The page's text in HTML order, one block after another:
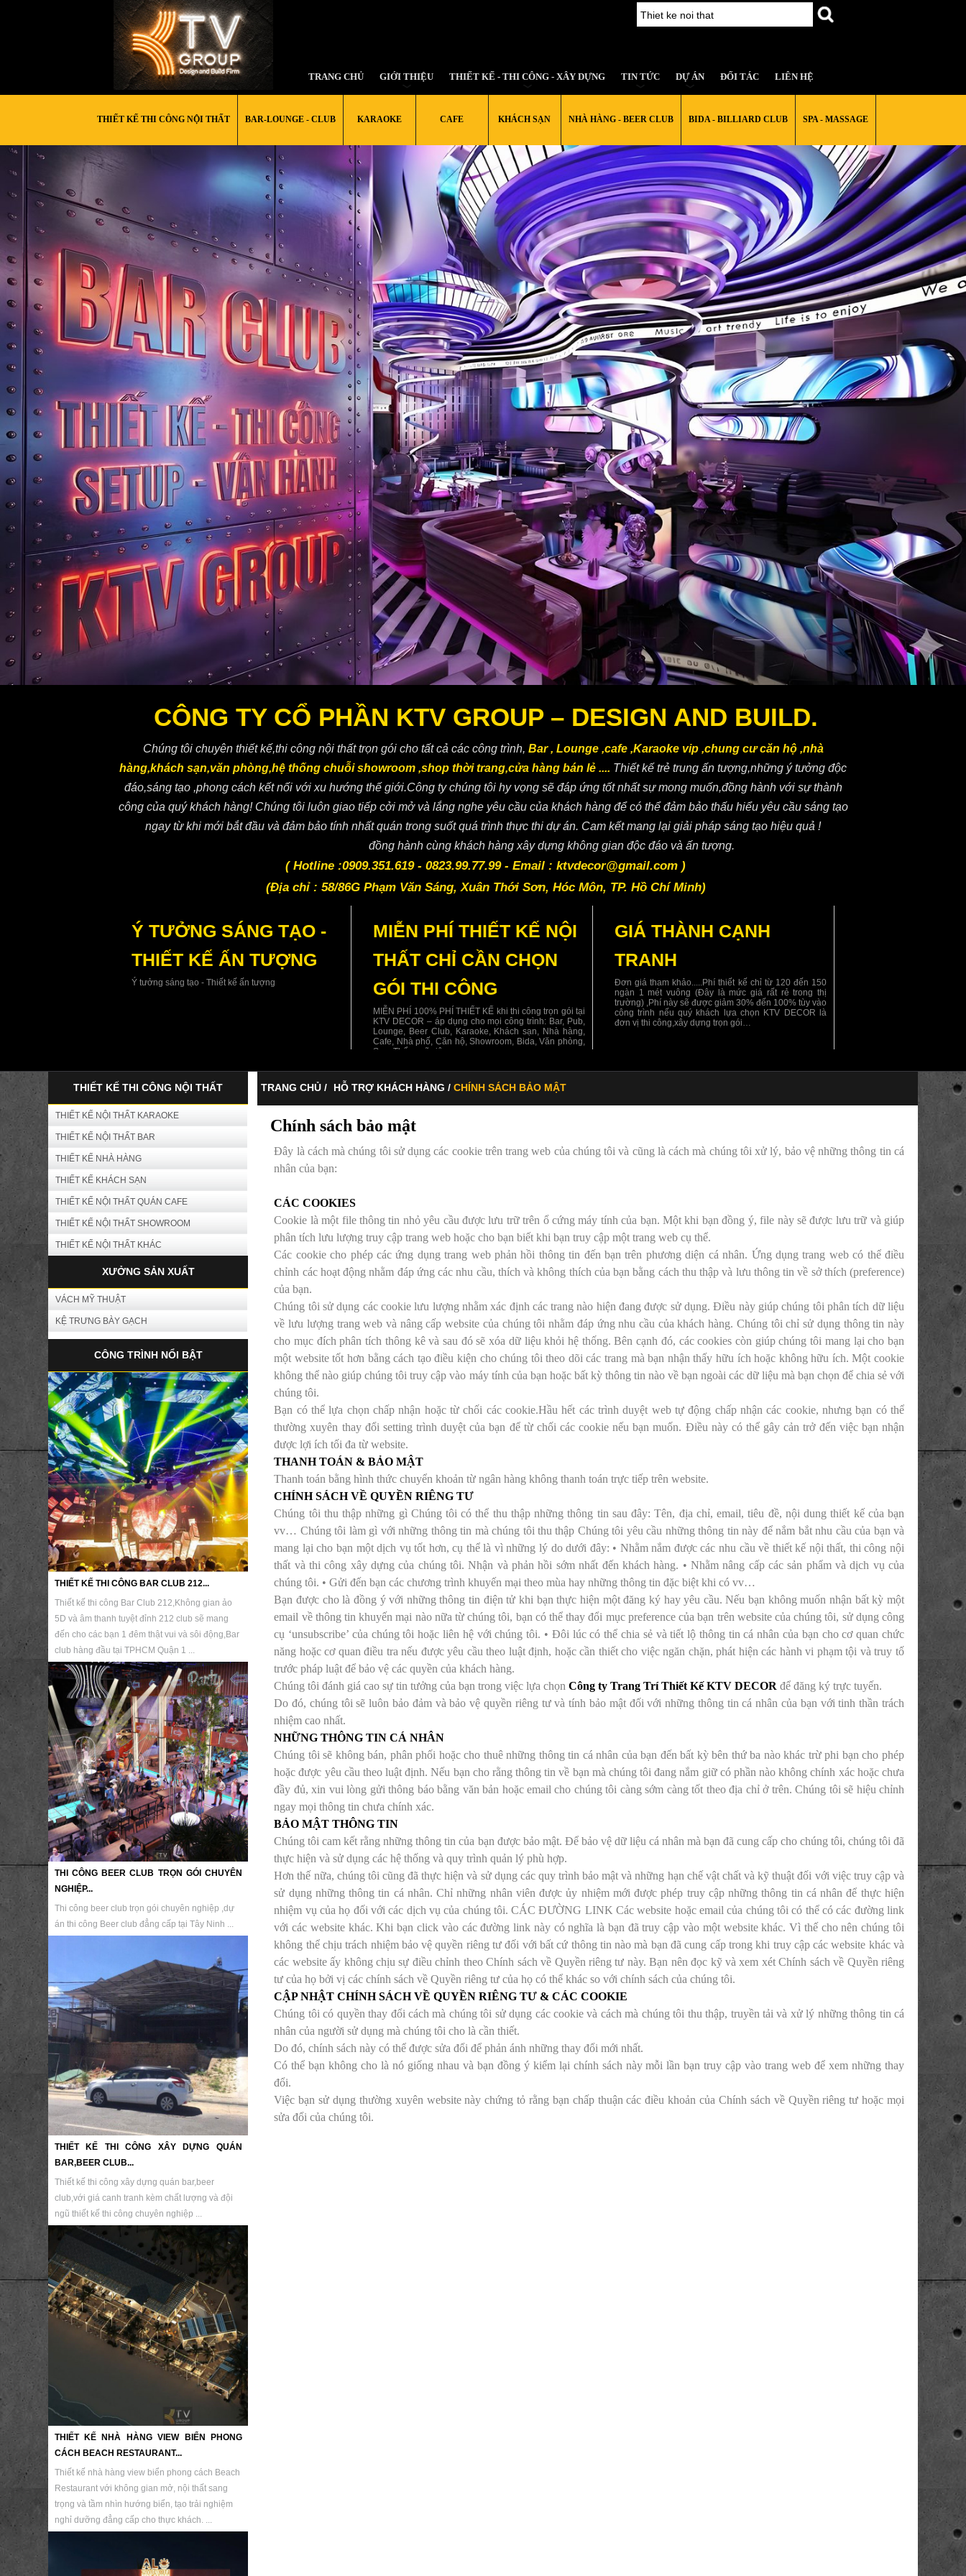
TRANG CHỦ GIỚI THIỆU THIẾT KẾ - THI CÔNG - XÂY DỰNG TIN TỨC DỰ ÁN ĐỐI TÁC LIÊN HỆ
THIẾT KẾ THI CÔNG NỘI THẤT BAR-LOUNGE - CLUB KARAOKE CAFE KHÁCH SẠN NHÀ HÀNG - BEER CLUB BIDA - BILLIARD CLUB SPA - MASSAGE
CÔNG TY CỔ PHẦN KTV GROUP – DESIGN AND BUILD.
Chúng tôi chuyên thiết kế,thi công nội thất trọn gói cho tất cả các công trình, Bar , Lounge ,cafe ,Karaoke vip ,chung cư căn hộ ,nhà
hàng,khách sạn,văn phòng,hệ thống chuỗi showroom ,shop thời trang,cửa hàng bán lẻ .... Thiết kế trẻ trung ấn tượng,những ý tưởng độc
đáo,sáng tạo ,phong cách kết nối với xu hướng thế giới.Công ty chúng tôi hy vọng sẽ đáp ứng tốt nhất sự mong muốn,đồng hành với sự thành
công của quý khách hàng! Chúng tôi luôn giao tiếp cởi mở và lắng nghe yêu cầu của khách hàng để có thể đảm bảo thấu hiểu yêu cầu sáng tạo
ngay từ khi mới bắt đầu và đảm bảo tính nhất quán trong suốt quá trình thực thi dự án. Cam kết mang lại giải pháp sáng tạo hiệu quả !
đồng hành cùng khách hàng xây dựng không gian độc đáo và ấn tượng.
( Hotline :0909.351.619 - 0823.99.77.99 - Email : ktvdecor@gmail.com )
(Địa chỉ : 58/86G Phạm Văn Sáng, Xuân Thới Sơn, Hóc Môn, TP. Hồ Chí Minh)
Ý TƯỞNG SÁNG TẠO -
THIẾT KẾ ẤN TƯỢNG
Ý tưởng sáng tạo - Thiết kế ấn tượng
MIỄN PHÍ THIẾT KẾ NỘI
THẤT CHỈ CẦN CHỌN
GÓI THI CÔNG
MIỄN PHÍ 100% PHÍ THIẾT KẾ khi thi công trọn gói tại
KTV DECOR – áp dụng cho mọi công trình: Bar, Pub,
Lounge, Beer Club, Karaoke, Khách sạn, Nhà hàng,
Cafe, Nhà phố, Căn hộ, Showroom, Bida, Văn phòng,
Spa, Thẩm mỹ viện.
GIÁ THÀNH CẠNH
TRANH
Đơn giá tham khảo.....Phí thiết kế chỉ từ 120 đến 150
ngàn 1 mét vuông (Đây là mức giá rất rẻ trong thị
trường) ,Phí này sẽ được giảm 30% đến 100% tùy vào
công trình nếu quý khách lựa chọn KTV DECOR là
đơn vị thi công,xây dựng trọn gói…
THIẾT KẾ THI CÔNG NỘI THẤT
THIẾT KẾ NỘI THẤT KARAOKE
THIẾT KẾ NỘI THẤT BAR
THIẾT KẾ NHÀ HÀNG
THIẾT KẾ KHÁCH SẠN
THIẾT KẾ NỘI THẤT QUÁN CAFE
THIẾT KẾ NỘI THẤT SHOWROOM
THIẾT KẾ NỘI THẤT KHÁC
XƯỞNG SẢN XUẤT
VÁCH MỸ THUẬT
KỆ TRƯNG BÀY GẠCH
CÔNG TRÌNH NỔI BẬT
THIẾT KẾ THI CÔNG BAR CLUB 212...
Thiết kế thi công Bar Club 212,Không gian ảo
5D và âm thanh tuyệt đỉnh 212 club sẽ mang
đến cho các bạn 1 đêm thật vui và sôi động,Bar
club hàng đầu tại TPHCM Quận 1 ...
THI CÔNG BEER CLUB TRỌN GÓI CHUYÊN
NGHIỆP...
Thi công beer club trọn gói chuyên nghiệp ,dự
án thi công Beer club đẳng cấp tại Tây Ninh ...
THIẾT KẾ THI CÔNG XÂY DỰNG QUÁN
BAR,BEER CLUB...
Thiết kế thi công xây dựng quán bar,beer
club,với giá canh tranh kèm chất lượng và đội
ngũ thiết kế thi công chuyên nghiệp ...
THIẾT KẾ NHÀ HÀNG VIEW BIỂN PHONG
CÁCH BEACH RESTAURANT...
Thiết kế nhà hàng view biển phong cách Beach
Restaurant với không gian mở, nội thất sang
trọng và tầm nhìn hướng biển, tạo trải nghiệm
nghỉ dưỡng đẳng cấp cho thực khách. ...
TRANG CHỦ / HỖ TRỢ KHÁCH HÀNG / CHÍNH SÁCH BẢO MẬT
Chính sách bảo mật
Đây là cách mà chúng tôi sử dụng các cookie trên trang web của chúng tôi và cũng là cách mà chúng tôi xử lý, bảo vệ những thông tin cá
nhân của bạn:
CÁC COOKIES
Cookie là một file thông tin nhỏ yêu cầu được lưu trữ trên ổ cứng máy tính của bạn. Một khi bạn đồng ý, file này sẽ được lưu trữ và giúp
phân tích lưu lượng truy cập trang web hoặc cho bạn biết khi bạn truy cập một trang web cụ thể.
Các cookie cho phép các ứng dụng trang web phản hồi thông tin đến bạn trên phương diện cá nhân. Ứng dụng trang web có thể điều
chỉnh các hoạt động nhằm đáp ứng các nhu cầu, thích và không thích của bạn bằng cách thu thập và lưu thông tin về sở thích (preference)
của bạn.
Chúng tôi sử dụng các cookie lưu lượng nhằm xác định các trang nào hiện đang được sử dụng. Điều này giúp chúng tôi phân tích dữ liệu
về lưu lượng trang web và nâng cấp website của chúng tôi nhằm đáp ứng nhu cầu của khách hàng. Chúng tôi chỉ sử dụng thông tin này
cho mục đích phân tích thông kê và sau đó sẽ xóa dữ liệu khỏi hệ thống. Bên cạnh đó, các cookies còn giúp chúng tôi mang lại cho bạn
một website tốt hơn bằng cách tạo điều kiện cho chúng tôi theo dõi các trang mà bạn nhận thấy hữu ích hoặc không hữu ích. Một cookie
không thể nào giúp chúng tôi truy cập vào máy tính của bạn hoặc bất kỳ thông tin nào về bạn ngoài các dữ liệu mà bạn chọn để chia sẻ với
chúng tôi.
Bạn có thể lựa chọn chấp nhận hoặc từ chối các cookie.Hầu hết các trình duyệt web tự động chấp nhận các cookie, nhưng bạn có thể
thường xuyên thay đổi setting trình duyệt của bạn để từ chối các cookie nếu bạn muốn. Điều này có thể gây cản trở đến việc bạn nhận
được lợi ích tối đa từ website.
THANH TOÁN & BẢO MẬT
Thanh toán bằng hình thức chuyển khoản từ ngân hàng không thanh toán trực tiếp trên website.
CHÍNH SÁCH VỀ QUYỀN RIÊNG TƯ
Chúng tôi thu thập những gì Chúng tôi có thể thu thập những thông tin sau đây: Tên, địa chỉ, email, tiêu đề, nội dung thiết kế của bạn
vv… Chúng tôi làm gì với những thông tin mà chúng tôi thu thập Chúng tôi yêu cầu những thông tin này để nắm bắt nhu cầu của bạn và
mang lại cho bạn một dịch vụ tốt hơn, cụ thể là vì những lý do dưới đây: • Nhằm nắm được các nhu cầu về thiết kế nội thất, thi công nội
thất và thi công xây dựng của chúng tôi. Nhận và phản hồi sớm nhất đến khách hàng. • Nhằm nâng cấp các sản phẩm và dịch vụ của
chúng tôi. • Gửi đến bạn các chương trình khuyến mại theo mùa hay những thông tin đặc biệt khi có vv…
Bạn được cho là đồng ý với những thông tin điện tử khi bạn thực hiện một đăng ký hay yêu cầu. Nếu bạn không muốn nhận bất kỳ một
email về thông tin khuyến mại nào nữa từ chúng tôi, bạn có thể thay đổi mục preference của bạn trên website của chúng tôi, sử dụng công
cụ ‘unsubscribe’ của chúng tôi hoặc liên hệ với chúng tôi. • Đôi lúc có thể chia sẻ và tiết lộ thông tin cá nhân của bạn cho cơ quan chức
năng hoặc cơ quan điều tra nếu được yêu cầu theo luật định, hoặc cần thiết cho việc ngăn chặn, phát hiện các hành vi phạm tội và truy tố
trước pháp luật để bảo vệ các quyền của khách hàng.
Chúng tôi đánh giá cao sự tin tưởng của bạn trong việc lựa chọnCông ty Trang Trí Thiết Kế KTV DECOR để đăng ký trực tuyến.
Do đó, chúng tôi sẽ luôn bảo đảm và bảo vệ quyền riêng tư và tính bảo mật đối với những thông tin cá nhân của bạn với tinh thần trách
nhiệm cao nhất.
NHỮNG THÔNG TIN CÁ NHÂN
Chúng tôi sẽ không bán, phân phối hoặc cho thuê những thông tin cá nhân của bạn đến bất kỳ bên thứ ba nào khác trừ phi bạn cho phép
hoặc được yêu cầu theo luật định. Nếu bạn cho rằng thông tin về bạn mà chúng tôi đang nắm giữ có phần nào không chính xác hoặc chưa
đầy đủ, xin vui lòng gửi thông báo bằng văn bản hoặc email cho chúng tôi càng sớm càng tốt theo địa chỉ ở trên. Chúng tôi sẽ hiệu chỉnh
ngay mọi thông tin chưa chính xác.
BẢO MẬT THÔNG TIN
Chúng tôi cam kết rằng những thông tin của bạn được bảo mật. Để bảo vệ dữ liệu cá nhân mà bạn đã cung cấp cho chúng tôi, chúng tôi đã
thực hiện và sử dụng các hệ thống và quy trình quản lý phù hợp.
Hơn thế nữa, chúng tôi cũng đã thực hiện và sử dụng các quy trình bảo mật và những hạn chế vật chất và kỹ thuật đối với việc truy cập và
sử dụng những thông tin cá nhân. Chỉ những nhân viên được ủy nhiệm mới được phép truy cập những thông tin cá nhân để thực hiện
nhiệm vụ của họ đối với các dịch vụ của chúng tôi. CÁC ĐƯỜNG LINK Các website hoặc email của chúng tôi có thể có các đường link
với các website khác. Khi bạn click vào các đường link này có nghĩa là bạn đã truy cập vào một website khác. Vì thế cho nên chúng tôi
không thể chịu trách nhiệm bảo vệ quyền riêng tư đối với bất cứ thông tin nào mà bạn đã cung cấp trong khi truy cập các website khác và
các website ấy không chịu sự điều chỉnh theo Chính sách về Quyền riêng tư này. Bạn nên đọc kỹ và xem xét Chính sách về Quyền riêng
tư của họ bởi vị các chính sách về Quyền riêng tư của họ có thể khác so với chính sách của chúng tôi.
CẬP NHẬT CHÍNH SÁCH VỀ QUYỀN RIÊNG TƯ & CÁC COOKIE
Chúng tôi có quyền thay đổi cách mà chúng tôi sử dụng các cookie và cách mà chúng tôi thu thập, truyền tải và xử lý những thông tin cá
nhân của người sử dụng mà chúng tôi cho là cần thiết.
Do đó, chính sách này có thể được sửa đổi để phản ánh những thay đổi mới nhất.
Có thể bạn không cho là nó giống nhau và bạn đồng ý kiểm lại chính sách này mỗi lần bạn truy cập vào trang web để xem những thay
đổi.
Việc bạn sử dụng thường xuyên website này chứng tỏ rằng bạn chấp thuận các điều khoản của Chính sách về Quyền riêng tư hoặc mọi
sửa đổi của chúng tôi.